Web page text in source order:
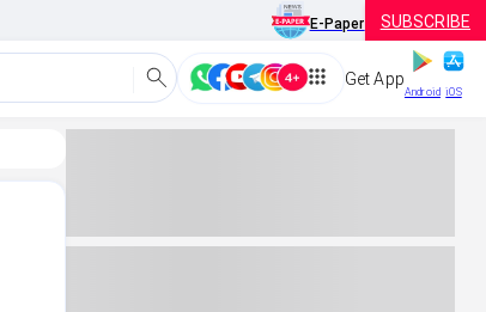
E-Paper SUBSCRIBE
Get App
Android iOS